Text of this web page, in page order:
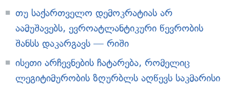
თუ საქართველო დემოკრატიას არ
აამუშავებს, ევროატლანტიკური წევრობის
შანსს დაკარგავს — რიში
ისეთი არჩევნების ჩატარება, რომელიც
ლეგიტიმურობის ზღურბლს აღწევს საკმარისი